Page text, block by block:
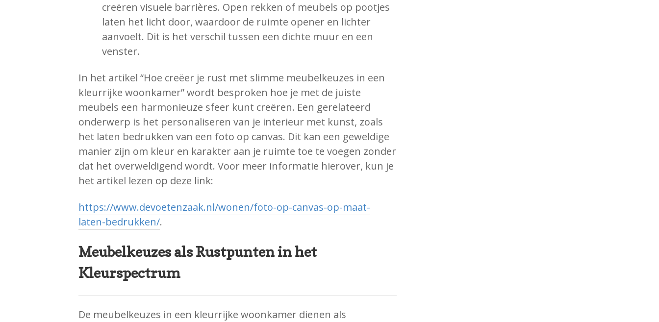
creëren visuele barrières. Open rekken of meubels op pootjes
laten het licht door, waardoor de ruimte opener en lichter
aanvoelt. Dit is het verschil tussen een dichte muur en een
venster.
In het artikel “Hoe creëer je rust met slimme meubelkeuzes in een
kleurrijke woonkamer” wordt besproken hoe je met de juiste
meubels een harmonieuze sfeer kunt creëren. Een gerelateerd
onderwerp is het personaliseren van je interieur met kunst, zoals
het laten bedrukken van een foto op canvas. Dit kan een geweldige
manier zijn om kleur en karakter aan je ruimte toe te voegen zonder
dat het overweldigend wordt. Voor meer informatie hierover, kun je
het artikel lezen op deze link:
https://www.devoetenzaak.nl/wonen/foto-op-canvas-op-maat-
laten-bedrukken/.
Meubelkeuzes als Rustpunten in het
Kleurspectrum
De meubelkeuzes in een kleurrijke woonkamer dienen als